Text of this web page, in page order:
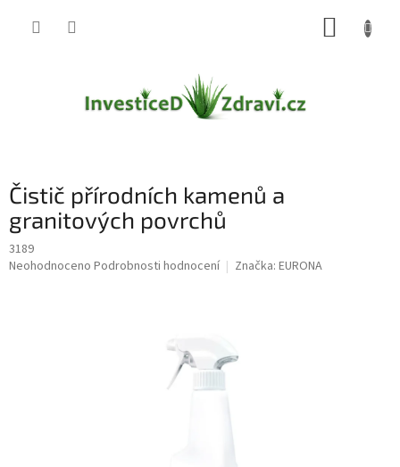
Čistič přírodních kamenů a
granitových povrchů
3189
Průměrné
Neohodnoceno Podrobnosti hodnocení Značka: EURONA